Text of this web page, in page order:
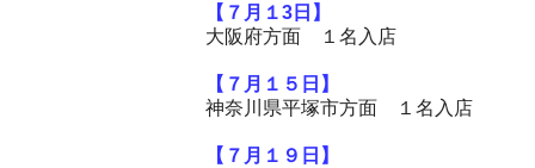
【７月１3 日】
大阪府方面 １名入店
【７月１５ 日】
神奈川県平塚市方面 １名入店
【７月１９ 日】